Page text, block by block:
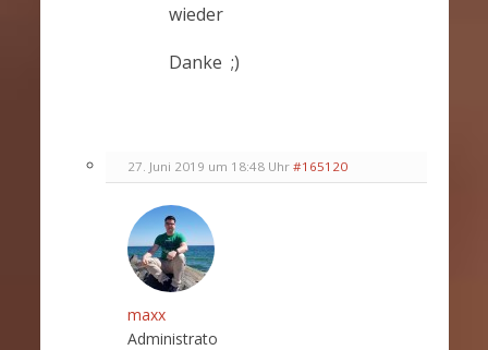
wieder
Danke ;)
27. Juni 2019 um 18:48 Uhr #165120
maxx
Administrato